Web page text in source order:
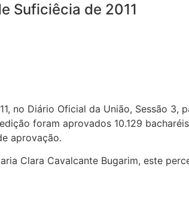
Suficiêcia de 2011
no Diário Oficial da União, Sessão
foram aprovados 10.129
aprovação.
Clara Cavalcante Bugarim, este